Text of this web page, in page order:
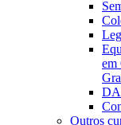
em
Outros